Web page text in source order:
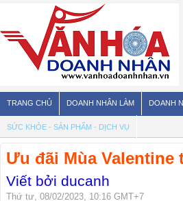
TRANG CHỦ DOANH NHÂN LÀM DOANH
SỨC KHỎE - SẢN PHẨM - DỊCH VỤ
Ưu đãi Mùa Valentine
Viết bởi ducanh
Thứ tư, 08/02/2023, 10:16 GMT+7